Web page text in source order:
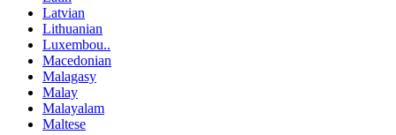
Latvian
Lithuanian
Luxembou..
Macedonian
Malagasy
Malay
Malayalam
Maltese